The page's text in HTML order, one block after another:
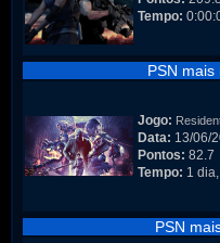
Tempo:
PSN mais
Jogo:
Data: 13/06/
Pontos: 82.7
Tempo: 1
PSN